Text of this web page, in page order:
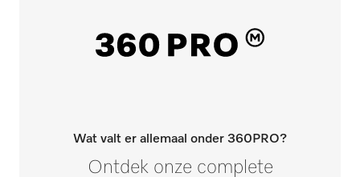
Wat valt er allemaal onder 360PRO?
Ontdek onze complete